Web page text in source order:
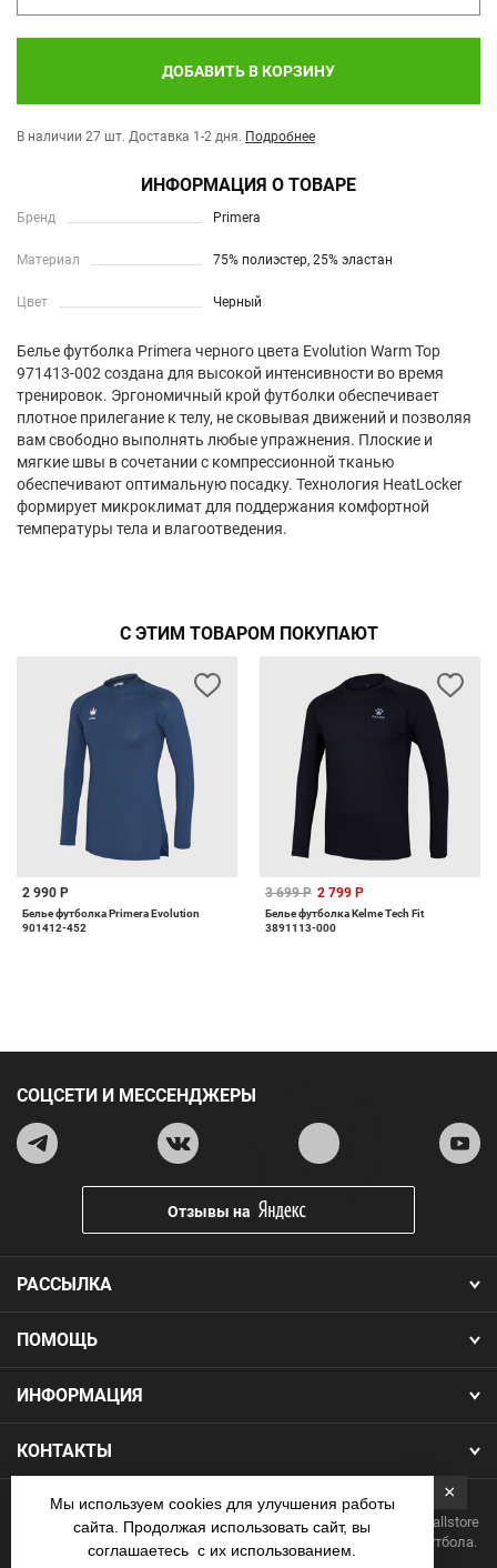
ДОБАВИТЬ В КОРЗИНУ
В наличии 27 шт. Доставка 1-2 дня. Подробнее
ИНФОРМАЦИЯ О ТОВАРЕ
Бренд Primera
Материал 75% полиэстер, 25% эластан
Цвет Черный
Белье футболка Primera черного цвета Evolution Warm Top
971413-002 создана для высокой интенсивности во время
тренировок. Эргономичный крой футболки обеспечивает
плотное прилегание к телу, не сковывая движений и позволяя
вам свободно выполнять любые упражнения. Плоские и
мягкие швы в сочетании с компрессионной тканью
обеспечивают оптимальную посадку. Технология HeatLocker
формирует микроклимат для поддержания комфортной
температуры тела и влагоотведения.
С ЭТИМ ТОВАРОМ ПОКУПАЮТ
2 990 Р
Белье футболка Primera Evolution
901412-452
3 699 Р 2 799 Р
Белье футболка Kelme Tech Fit
3891113-000
ПОМОЩЬ
ИНФОРМАЦИЯ
КОНТАКТЫ
РАССЫЛКА
СОЦСЕТИ И МЕССЕНДЖЕРЫ
Отзывы на
Copyright 2026.Все права защищены. Интернет-магазин Footballstore
— продажа футбольной формы, бутс, мячей и одежды для футбола.
×
Мы используем cookies для улучшения работы
сайта. Продолжая использовать сайт, вы
соглашаетесь с их использованием.